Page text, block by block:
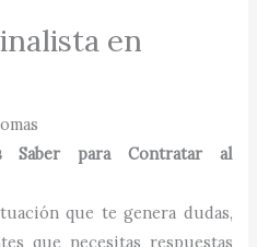
en
Saber para Contratar al
que te genera dudas,
que necesitas respuestas